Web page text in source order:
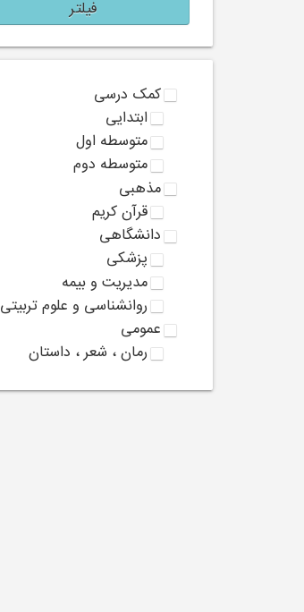
فیلتر
کمک درسی
ابتدایی
متوسطه اول
متوسطه دوم
مذهبی
قرآن کریم
دانشگاهی
پزشکی
مدیریت و بیمه
روانشناسی و علوم تربیتی
عمومی
رمان ، شعر ، داستان